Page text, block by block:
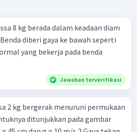
8 kg berada dalam keadaan diam
diberi gaya ke bawah seperti
yang bekerja pada benda
Jawaban terverifikasi
2 kg bergerak menuruni permukaan
ditunjukkan pada gambar